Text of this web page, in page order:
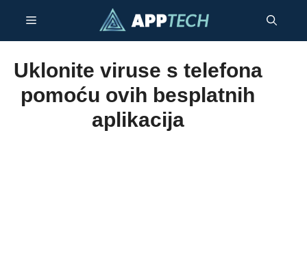
sadržaj
Izbornik
Uklonite viruse s telefona
pomoću ovih besplatnih
aplikacija